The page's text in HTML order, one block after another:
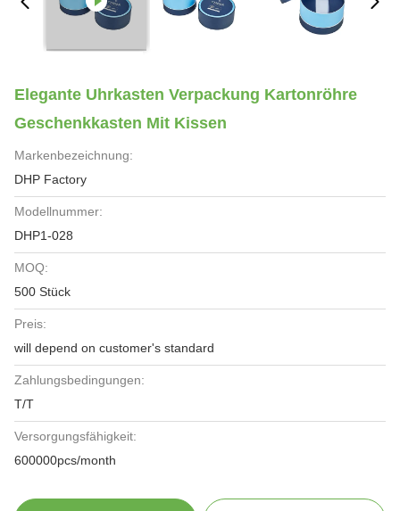
Elegante Uhrkasten Verpackung Kartonröhre
Geschenkkasten Mit Kissen
Markenbezeichnung:
DHP Factory
Modellnummer:
DHP1-028
MOQ:
500 Stück
Preis:
will depend on customer's standard
Zahlungsbedingungen:
T/T
Versorgungsfähigkeit:
600000pcs/month